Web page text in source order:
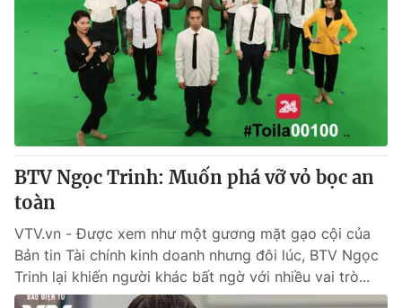
BTV Ngọc Trinh: Muốn phá vỡ vỏ bọc an
toàn
VTV.vn - Được xem như một gương mặt gạo cội của
Bản tin Tài chính kinh doanh nhưng đôi lúc, BTV Ngọc
Trinh lại khiến người khác bất ngờ với nhiều vai trò...